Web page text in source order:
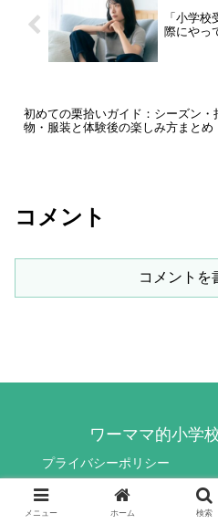
「小学
際にやっ
初めての栗拾いガイド：シーズン・
物・服装と体験後の楽しみ方まとめ
コメント
コメントを
ワーママ的小学
プライバシーポリシー
© 2021 ワーママ的小
メニュー ホーム 検索